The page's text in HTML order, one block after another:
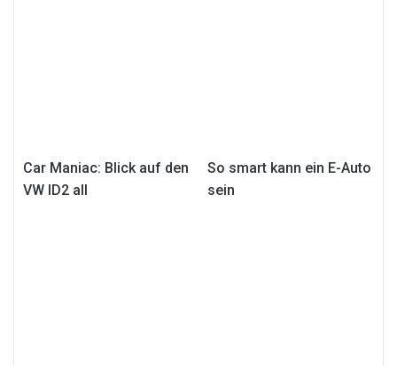
Car Maniac: Blick auf den
VW ID2 all
So smart kann ein E-Auto
sein